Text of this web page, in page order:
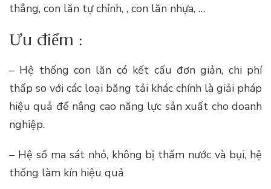
thẳng, con lăn tự chỉnh, , con lăn nhựa, …
Ưu điểm :
– Hệ thống con lăn có kết cấu đơn giản, chi phí
thấp so với các loại băng tải khác chính là giải pháp
hiệu quả để nâng cao năng lực sản xuất cho doanh
nghiệp.
– Hệ số ma sát nhỏ, không bị thấm nước và bụi, hệ
thống làm kín hiệu quả